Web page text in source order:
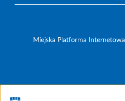
Miejska Platforma